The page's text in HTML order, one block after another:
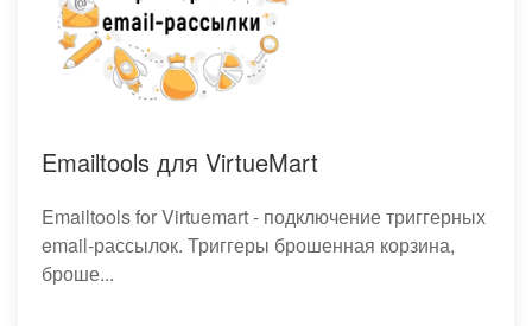
Emailtools для VirtueMart
Emailtools for Virtuemart - подключение триггерных
email-рассылок. Триггеры брошенная корзина,
броше...